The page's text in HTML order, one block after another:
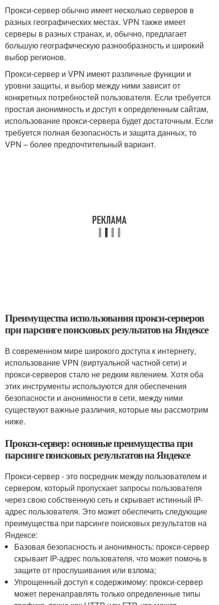
Прокси-сервер обычно имеет несколько серверов в
разных географических местах. VPN также имеет
серверы в разных странах, и, обычно, предлагает
большую географическую разнообразность и широкий
выбор регионов.
Прокси-сервер и VPN имеют различные функции и
уровни защиты, и выбор между ними зависит от
конкретных потребностей пользователя. Если требуется
простая анонимность и доступ к определенным сайтам,
использование прокси-сервера будет достаточным. Если
требуется полная безопасность и защита данных, то
VPN – более предпочтительный вариант.
Преимущества использования прокси-серверов
при парсинге поисковых результатов на Яндексе
В современном мире широкого доступа к интернету,
использование VPN (виртуальной частной сети) и
прокси-серверов стало не редким явлением. Хотя оба
этих инструменты используются для обеспечения
безопасности и анонимности в сети, между ними
существуют важные различия, которые мы рассмотрим
ниже.
Прокси-сервер: основные преимущества при
парсинге поисковых результатов на Яндексе
Прокси-сервер - это посредник между пользователем и
сервером, который пропускает запросы пользователя
через свою собственную сеть и скрывает истинный IP-
адрес пользователя. Это может обеспечить следующие
преимущества при парсинге поисковых результатов на
Яндексе:
Базовая безопасность и анонимность: прокси-сервер
скрывает IP-адрес пользователя, что может помочь в
защите от прослушивания или взлома;
Упрощенный доступ к содержимому: прокси-сервер
может перенаправлять только определенные типы